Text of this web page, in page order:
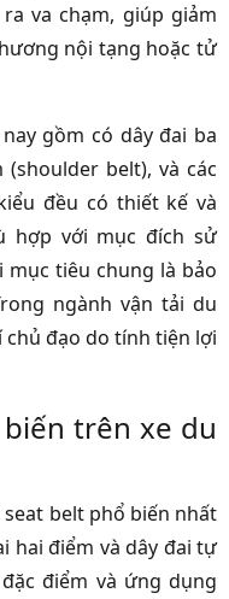
va chạm, giúp giảm
nội tạng hoặc tử
gồm có dây đai ba
belt), và các
đều có thiết kế và
hợp với mục đích sử
tiêu chung là bảo
ngành vận tải du
chủ đạo do tính tiện lợi
trên xe du
belt phổ biến nhất
hai điểm và dây đai tự
điểm và ứng dụng